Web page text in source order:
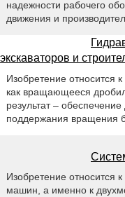
надежности рабочего
движения и
экскаваторов и
Изобретение относится
как вращающееся
результат –
поддержания вращения
Изобретение относится
машин, а именно к